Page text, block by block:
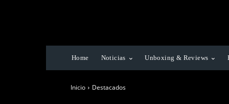
Home Noticias Unboxing & Reviews
Inicio Destacados